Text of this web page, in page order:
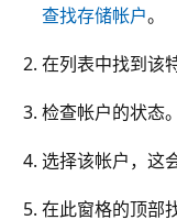
查找存储帐户。
在列表中找到该
检查帐户的状态
选择该帐户，这
在此窗格的顶部